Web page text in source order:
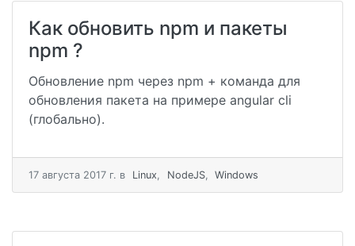
Как обновить npm и пакеты
npm ?
Обновление npm через npm + команда для
обновления пакета на примере angular cli
(глобально).
17 августа 2017 г. в Linux, NodeJS, Windows